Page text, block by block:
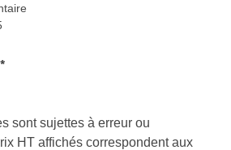
*
sont sujettes à erreur ou
HT affichés correspondent aux